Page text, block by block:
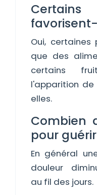
Oui, certaines
que des
certains
l'apparition de
elles.
Combien
pour
En général
douleur
au fil des jours.